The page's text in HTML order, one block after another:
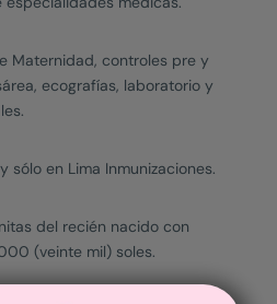
Maternidad, controles pre y
ecografías, laboratorio y
sólo en Lima Inmunizaciones.
del recién nacido con
(veinte mil) soles.